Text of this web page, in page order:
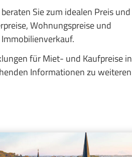
Sie zum idealen Preis und
Wohnungspreise und
für Miet- und Kaufpreise in
Informationen zu weiteren